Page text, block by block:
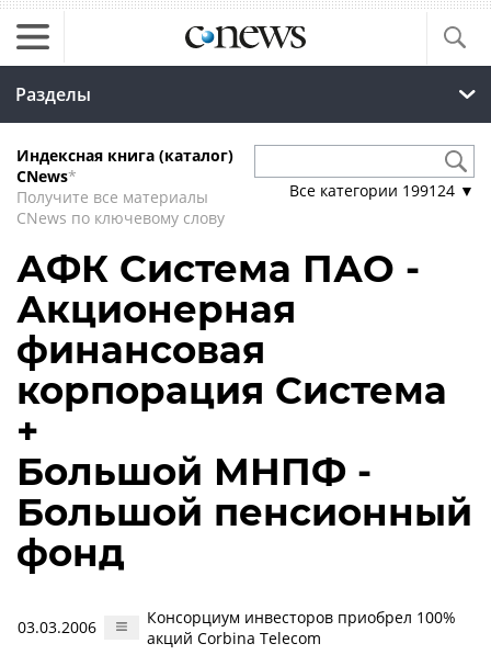
Разделы
Индексная книга (каталог)
CNews*
Получите все материалы
CNews по ключевому слову
Все категории 199124 ▼
АФК Система ПАО -
Акционерная
финансовая
корпорация Система
+
Большой МНПФ -
Большой пенсионный
фонд
03.03.2006
Консорциум инвесторов приобрел 100%
акций Corbina Telecom